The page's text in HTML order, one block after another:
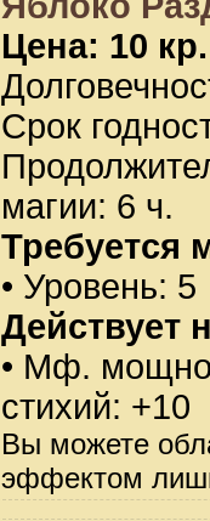
Цена: 10 кр.
Срок
магии: 6 ч.
Требуется
• Уровень: 5
Действует
• Мф.
стихий: +10
Вы можете
эффектом